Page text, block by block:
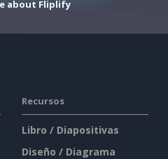
about Fliplify
Recursos
Libro / Diapositivas
Diseño / Diagrama